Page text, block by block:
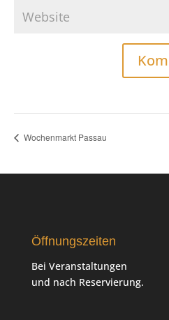
Wochenmarkt Passau
Öffnungszeiten
Bei Veranstaltungen
und nach Reservierung.